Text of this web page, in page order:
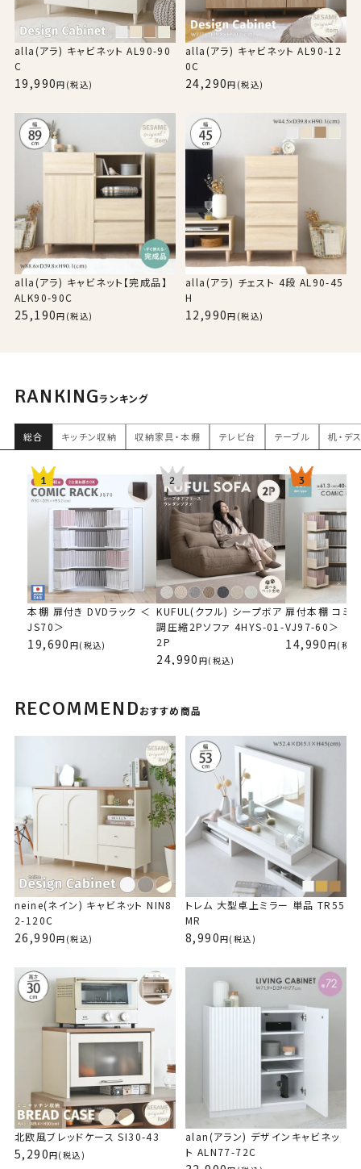
alla(アラ) キャビネット AL90-90
C
19,990 (税込)
alla(アラ) キャビネット AL90-12
0C
24,290 (税込)
alla(アラ) キャビネット【完成品】
ALK90-90C
25,190 (税込)
alla(アラ) チェスト 4段 AL90-45
H
12,990 (税込)
RANKINGランキング
総合 キッチン収納 収納家具・本棚 テレビ台 テーブル 机・デ
本棚 扉付き DVDラック ＜
JS70＞
19,690 (税込)
KUFUL(クフル) シープボア
調圧縮2Pソファ 4HYS-01-
2P
24,990 (税込)
扉付本棚 コミ
VJ97-60＞
14,990 (税
LUFFY（ラフィ）118cm幅
レンジボード 【完成品】 ＜
LUK80-120L＞
34,990
neine(ネイン) 伸縮レンジ
台 NIN85-95L
21,990 (税込)
LUFFY（ラフ
ウンタータイプ
LU80-90L＞
19,990 (税
本棚 扉付き DVDラック ＜
JS70＞
19,690 (税込)
扉付本棚 コミックラック＜
VJ97-60＞
14,990 (税込)
扉付本棚 コミ
VJ97-90＞
22,990
alla(アラ) テレビ台 ローボ
ード 幅150cm AL35-150
L
16,990
VREND(ブレンド) テレビ台
ローボード 90cm幅＜VR4
5-90L＞
13,990 (税込)
テレビ台 ロー
0cm ＜HELM/
L＞
22,900 (税
KILIGS(キリグス) センター
テーブル KL38-90CT
15,900 (税込)
アンリ デスクドレッサー AN
K70-80D【完成品タイプ】
27,990 (税込)
アンリ デスクドレッサー AN
70-80D
21,900 (税込)
伸縮デスクド
0-80D
26,990
Kafi(カフィ) 伸長ダイニン
グテーブル 626EXDT
22,990 (税込)
Kafi(カフィ) ダイニングセ
ット 5点セット
34,990 (税込)
LAFIKA(ラフィ
グテーブル 長
20DT-S
12,990 (税
KUFUL(クフル) シープボア
調圧縮2Pソファ 4HYS-01-
2P
24,990
KUFUL(クフル) シープボア
調圧縮1Pソファ 4HYS-01-
14,990 (税込)
カウチソファ
37,990
RECOMMENDおすすめ商品
neine(ネイン) キャビネット NIN8
2-120C
26,990 (税込)
トレム 大型卓上ミラー 単品 TR55
MR
8,990 (税込)
北欧風ブレッドケース SI30-43
5,290 (税込)
alan(アラン) デザインキャビネッ
ト ALN77-72C